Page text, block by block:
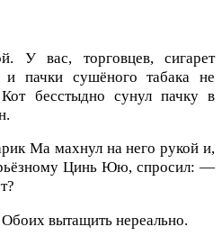
У вас, торговцев, сигарет
пачки сушёного табака не
бесстыдно сунул пачку в
Ма махнул на него рукой и,
Цинь Юю, спросил: —
вытащить нереально.